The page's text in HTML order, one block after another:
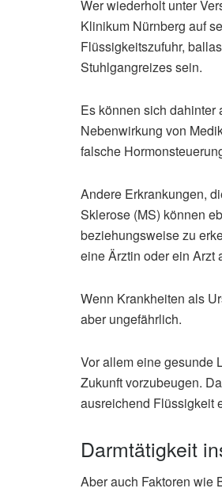
Wer wiederholt unter
Klinikum Nürnberg auf
Flüssigkeitszufuhr,
Stuhlgangreizes sein.
Es können sich dahinter
Nebenwirkung von
falsche
Andere Erkrankungen,
Sklerose (MS) können
beziehungsweise zu
eine Ärztin oder ein Arzt
Wenn Krankheiten als
aber ungefährlich.
Vor allem eine gesunde
Zukunft vorzubeugen.
ausreichend Flüssigkeit
Darmtätigkeit
Aber auch Faktoren wie